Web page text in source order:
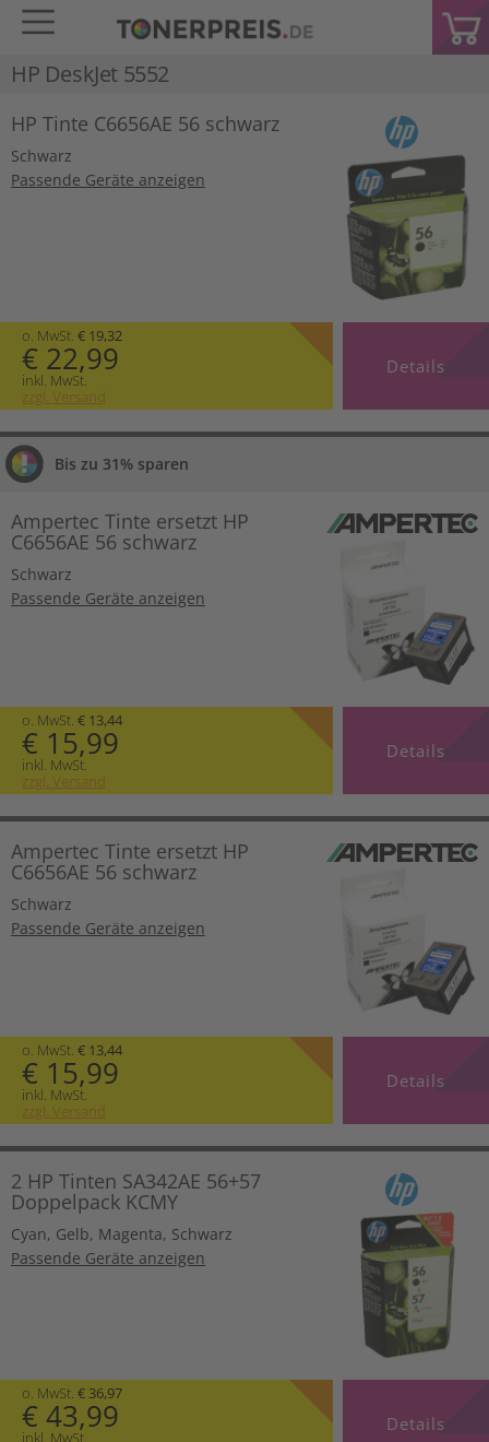
HP DeskJet 5552
HP Tinte C6656AE 56 schwarz
Schwarz
Passende Geräte anzeigen
o. MwSt. € 19,32
€ 22,99
inkl. MwSt.
zzgl. Versand
Details
Bis zu 31% sparen
Ampertec Tinte ersetzt HP
C6656AE 56 schwarz
Schwarz
Passende Geräte anzeigen
o. MwSt. € 13,44
€ 15,99
inkl. MwSt.
zzgl. Versand
Details
Ampertec Tinte ersetzt HP
C6656AE 56 schwarz
Schwarz
Passende Geräte anzeigen
o. MwSt. € 13,44
€ 15,99
inkl. MwSt.
zzgl. Versand
Details
2 HP Tinten SA342AE 56+57
Doppelpack KCMY
Cyan, Gelb, Magenta, Schwarz
Passende Geräte anzeigen
o. MwSt. € 36,97
€ 43,99
inkl. MwSt.
Details